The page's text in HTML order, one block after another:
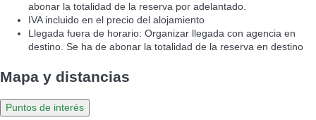
abonar la totalidad de la reserva por adelantado.
IVA incluido en el precio del alojamiento
Llegada fuera de horario: Organizar llegada con agencia en
destino. Se ha de abonar la totalidad de la reserva en destino
Mapa y distancias
Puntos de interés